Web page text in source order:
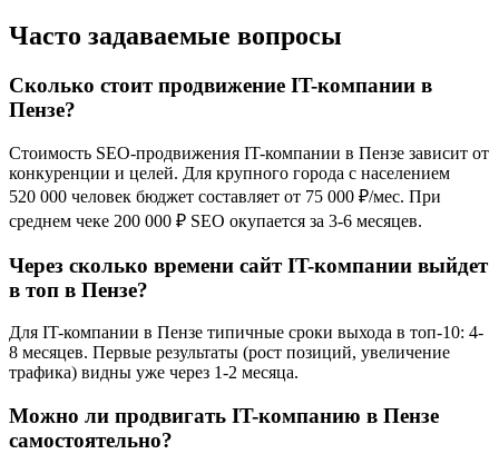
Часто задаваемые вопросы
Сколько стоит продвижение IT-компании в
Пензе?
Стоимость SEO-продвижения IT-компании в Пензе зависит от
конкуренции и целей. Для крупного города с населением
520 000 человек бюджет составляет от 75 000 ₽/мес. При
среднем чеке 200 000 ₽ SEO окупается за 3-6 месяцев.
Через сколько времени сайт IT-компании выйдет
в топ в Пензе?
Для IT-компании в Пензе типичные сроки выхода в топ-10: 4-
8 месяцев. Первые результаты (рост позиций, увеличение
трафика) видны уже через 1-2 месяца.
Можно ли продвигать IT-компанию в Пензе
самостоятельно?